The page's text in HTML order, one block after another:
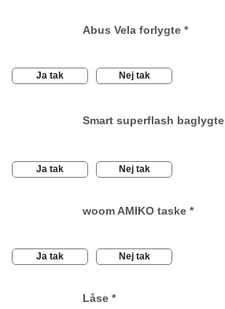
Abus Vela forlygte *
Ja tak Nej tak
Smart superflash baglygte
Ja tak Nej tak
woom AMIKO taske *
Ja tak Nej tak
Låse *